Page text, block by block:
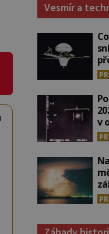
Vesmír a
v